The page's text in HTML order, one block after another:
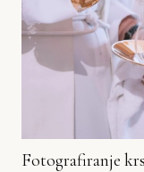
Fotografiranje